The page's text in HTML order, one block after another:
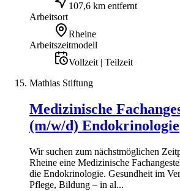
107,6 km entfernt
Arbeitsort
Rheine
Arbeitszeitmodell
Vollzeit | Teilzeit
Mathias Stiftung
Medizinische
(m/w/d) Endokrinologie
Wir suchen zum nächstmöglichen
Rheine eine Medizinische
die Endokrinologie. Gesundheit im
Pflege, Bildung – in al...